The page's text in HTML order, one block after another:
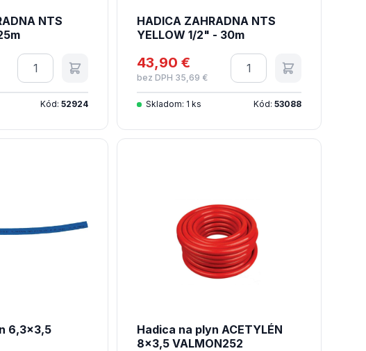
NTS
Množstvo
Kód: 52924
HADICA ZAHRADNA NTS
YELLOW 1/2" - 30m
43,90 €
bez DPH 35,69 €
Množstvo
Skladom: 1 ks Kód: 53088
6,3x3,5
Hadica na plyn ACETYLÉN
8x3,5 VALMON252